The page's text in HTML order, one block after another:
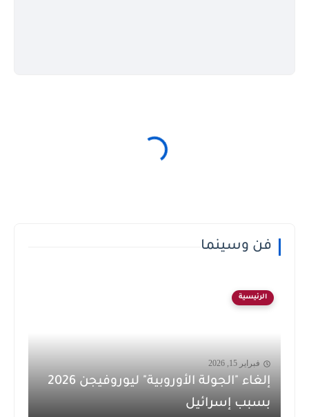
فن وسينما
الرئيسية
فبراير 15, 2026
إلغاء "الجولة الأوروبية" ليوروفيجن 2026
بسبب إسرائيل